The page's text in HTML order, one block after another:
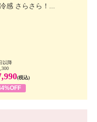
感 さらさら！...
以降
(税込)